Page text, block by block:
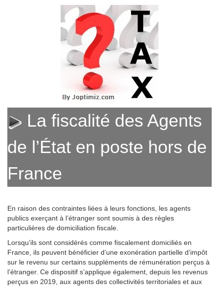
La fiscalité des Agents
de l’État en poste hors de
France
En raison des contraintes liées à leurs fonctions, les agents
publics exerçant à l’étranger sont soumis à des règles
particulières de domiciliation fiscale.
Lorsqu’ils sont considérés comme fiscalement domiciliés en
France, ils peuvent bénéficier d’une exonération partielle d’impôt
sur le revenu sur certains suppléments de rémunération perçus à
l’étranger. Ce dispositif s’applique également, depuis les revenus
perçus en 2019, aux agents des collectivités territoriales et aux